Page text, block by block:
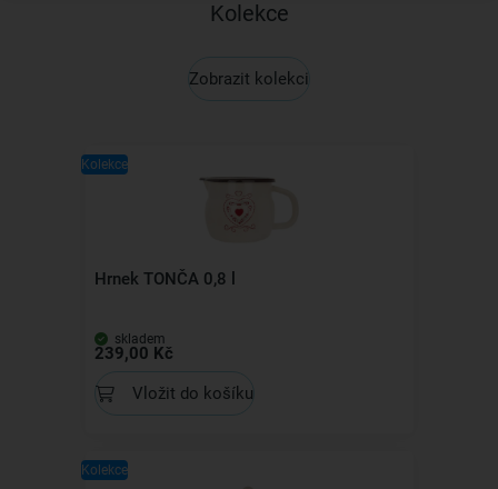
Kolekce
Zobrazit kolekci
Kolekce
Hrnek TONČA 0,8 l
skladem
239,00 Kč
Vložit do košíku
Kolekce